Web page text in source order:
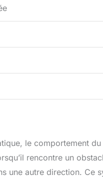
le comportement
rencontre un
une autre direction. Ce